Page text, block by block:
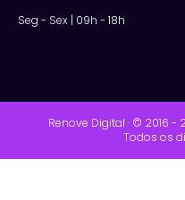
Seg - Sex | 09h - 18h
Renove Digital · © 2016 -
Todos os